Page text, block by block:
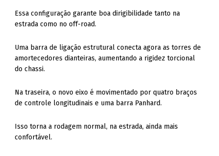
Essa configuração garante boa dirigibilidade tanto na
estrada como no off-road.
Uma barra de ligação estrutural conecta agora as torres de
amortecedores dianteiras, aumentando a rigidez torcional
do chassi.
Na traseira, o novo eixo é movimentado por quatro braços
de controle longitudinais e uma barra Panhard.
Isso torna a rodagem normal, na estrada, ainda mais
confortável.